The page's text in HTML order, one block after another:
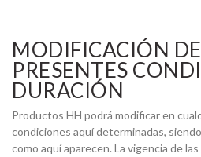
MODIFICACIÓN
PRESENTES
DURACIÓN
Productos HH podrá modificar en
condiciones aquí determinadas,
como aquí aparecen. La vigencia de